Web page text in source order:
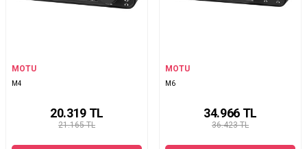
MOTU
M4
21.165 TL
20.319TL
MOTU
M6
36.423 TL
34.966TL